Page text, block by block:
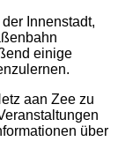
Innenstadt,
einige
aan Zee zu
über